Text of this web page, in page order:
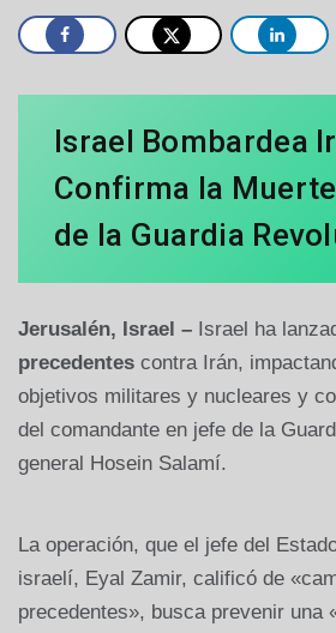
Israel Bombardea
Confirma la
de la Guardia
Jerusalén, Israel – Israel ha
precedentes contra Irán,
objetivos militares y nucleares y
del comandante en jefe de la
general Hosein Salamí.
La operación, que el jefe del
israelí, Eyal Zamir, calificó de
precedentes», busca prevenir una